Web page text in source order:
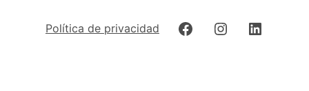
Política de privacidad FacebookInstagram